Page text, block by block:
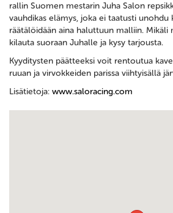
rallin Suomen mestarin Juha Salon
vauhdikas elämys, joka ei taatusti unohdu
räätälöidään aina haluttuun malliin.
kilauta suoraan Juhalle ja kysy tarjousta.
Kyyditysten päätteeksi voit rentoutua
ruuan ja virvokkeiden parissa viihtyisällä
Lisätietoja: www.saloracing.com